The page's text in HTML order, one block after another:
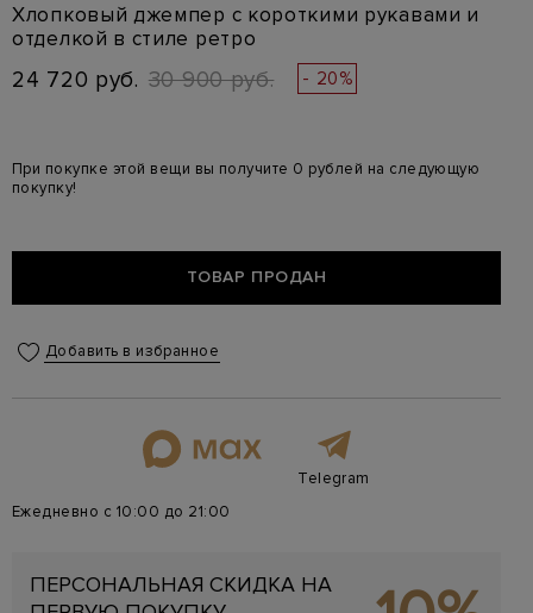
Хлопковый джемпер с короткими рукавами и
отделкой в стиле ретро
24 720 руб. 30 900 руб. - 20%
При покупке этой вещи вы получите 0 рублей на следующую
покупку!
ТОВАР ПРОДАН
Добавить в избранное
Telegram
Ежедневно с 10:00 до 21:00
ПЕРСОНАЛЬНАЯ СКИДКА НА